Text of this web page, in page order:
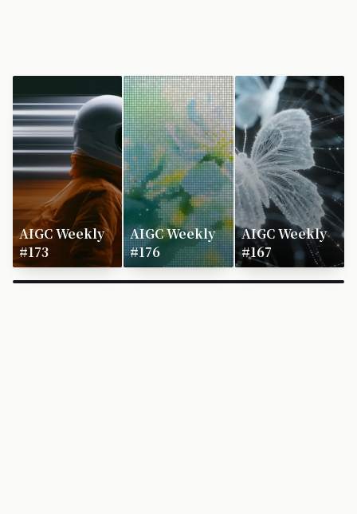
AIGC Weekly
#173
AIGC Weekly
#176
AIGC Weekly
#167